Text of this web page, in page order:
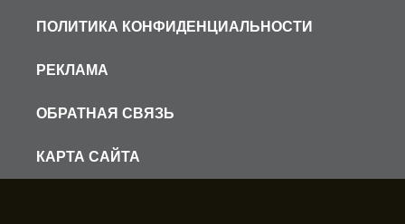
ПОЛИТИКА КОНФИДЕНЦИАЛЬНОСТИ
РЕКЛАМА
ОБРАТНАЯ СВЯЗЬ
КАРТА САЙТА